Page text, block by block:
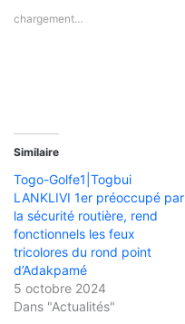
chargement…
Similaire
Togo-Golfe1|Togbui
LANKLIVI 1er préoccupé par
la sécurité routière, rend
fonctionnels les feux
tricolores du rond point
d’Adakpamé
5 octobre 2024
Dans "Actualités"